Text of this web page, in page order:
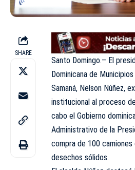
SHARE
Santo Domingo.– El
Dominicana de
Samaná, Nelson Núñez,
institucional al proceso
cabo el Gobierno
Administrativo de la
compra de 100
desechos sólidos.